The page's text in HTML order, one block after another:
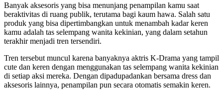
Banyak aksesoris yang bisa menunjang penampilan kamu saat
beraktivitas di ruang publik, terutama bagi kaum hawa. Salah satu
produk yang bisa dipertimbangkan untuk menambah kadar keren
kamu adalah tas selempang wanita kekinian, yang dalam setahun
terakhir menjadi tren tersendiri.
Tren tersebut muncul karena banyaknya aktris K-Drama yang tampil
cute dan keren dengan menggunakan tas selempang wanita kekinian
di setiap aksi mereka. Dengan dipadupadankan bersama dress dan
aksesoris lainnya, penampilan pun secara otomatis semakin keren.